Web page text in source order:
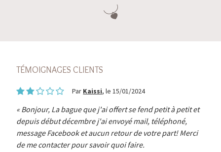
TÉMOIGNAGES CLIENTS
Par Kaissi, le 15/01/2024
Bonjour, La bague que j'ai offert se fend petit à petit et
depuis début décembre j'ai envoyé mail, téléphoné,
message Facebook et aucun retour de votre part! Merci
de me contacter pour savoir quoi faire.